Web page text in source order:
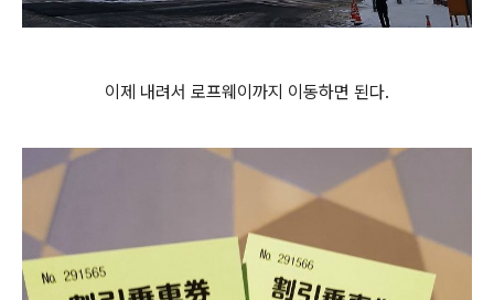
이제 내려서 로프웨이까지 이동하면 된다.